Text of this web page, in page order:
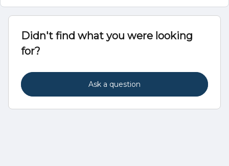
Didn't find what you were looking
for?
Ask a question